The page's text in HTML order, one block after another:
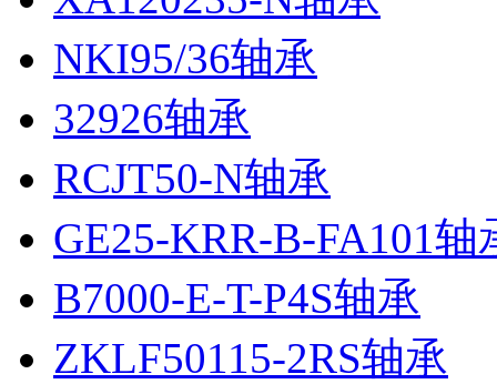
NKI95/36轴承
32926轴承
RCJT50-N轴承
GE25-KRR-B-FA101轴
B7000-E-T-P4S轴承
ZKLF50115-2RS轴承